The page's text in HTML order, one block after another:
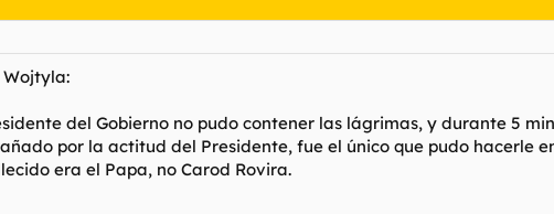
Wojtyla:
del Gobierno no pudo contener las lágrimas, y durante 5
por la actitud del Presidente, fue el único que pudo hacerle
era el Papa, no Carod Rovira.